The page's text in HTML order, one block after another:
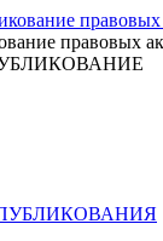
правовых